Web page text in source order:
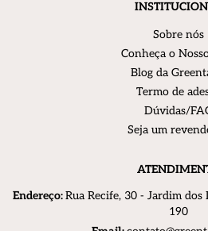
Sobre nós
Conheça o
Blog da
Termo de
Dúvidas/
Seja um
Endereço:Rua Recife, 30 - Jardim dos
190